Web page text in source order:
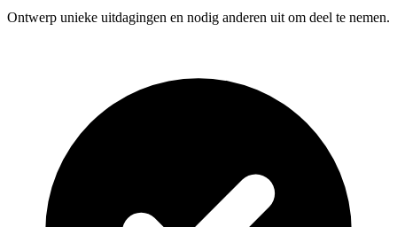
Ontwerp unieke uitdagingen en nodig anderen uit om deel te nemen.